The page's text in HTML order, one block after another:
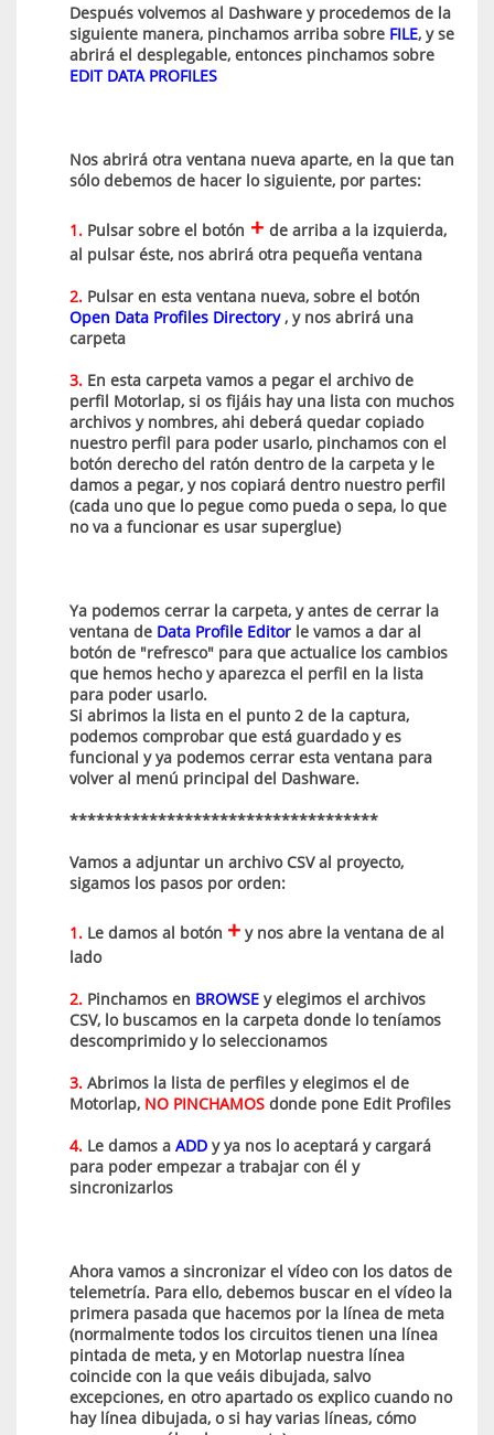
Después volvemos al Dashware y procedemos de la
siguiente manera, pinchamos arriba sobre FILE, y se
abrirá el desplegable, entonces pinchamos sobre
EDIT DATA PROFILES
Nos abrirá otra ventana nueva aparte, en la que tan
sólo debemos de hacer lo siguiente, por partes:
1. Pulsar sobre el botón + de arriba a la izquierda,
al pulsar éste, nos abrirá otra pequeña ventana
2. Pulsar en esta ventana nueva, sobre el botón
Open Data Profiles Directory, y nos abrirá una
carpeta
3. En esta carpeta vamos a pegar el archivo de
perfil Motorlap, si os fijáis hay una lista con muchos
archivos y nombres, ahi deberá quedar copiado
nuestro perfil para poder usarlo, pinchamos con el
botón derecho del ratón dentro de la carpeta y le
damos a pegar, y nos copiará dentro nuestro perfil
(cada uno que lo pegue como pueda o sepa, lo que
no va a funcionar es usar superglue)
Ya podemos cerrar la carpeta, y antes de cerrar la
ventana de Data Profile Editor le vamos a dar al
botón de "refresco" para que actualice los cambios
que hemos hecho y aparezca el perfil en la lista
para poder usarlo.
Si abrimos la lista en el punto 2 de la captura,
podemos comprobar que está guardado y es
funcional y ya podemos cerrar esta ventana para
volver al menú principal del Dashware.
***********************************
Vamos a adjuntar un archivo CSV al proyecto,
sigamos los pasos por orden:
1. Le damos al botón + y nos abre la ventana de al
lado
2. Pinchamos en BROWSE y elegimos el archivos
CSV, lo buscamos en la carpeta donde lo teníamos
descomprimido y lo seleccionamos
3. Abrimos la lista de perfiles y elegimos el de
Motorlap, NO PINCHAMOS donde pone Edit Profiles
4. Le damos a ADD y ya nos lo aceptará y cargará
para poder empezar a trabajar con él y
sincronizarlos
Ahora vamos a sincronizar el vídeo con los datos de
telemetría. Para ello, debemos buscar en el vídeo la
primera pasada que hacemos por la línea de meta
(normalmente todos los circuitos tienen una línea
pintada de meta, y en Motorlap nuestra línea
coincide con la que veáis dibujada, salvo
excepciones, en otro apartado os explico cuando no
hay línea dibujada, o si hay varias líneas, cómo